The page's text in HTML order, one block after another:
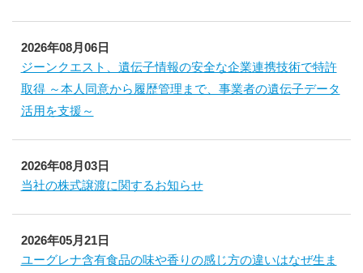
2026年08月06日
ジーンクエスト、遺伝子情報の安全な企業連携技術で特許
取得 ～本人同意から履歴管理まで、事業者の遺伝子データ
活用を支援～
2026年08月03日
当社の株式譲渡に関するお知らせ
2026年05月21日
ユーグレナ含有食品の味や香りの感じ方の違いはなぜ生ま